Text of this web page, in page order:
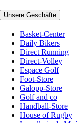
Unsere Geschäfte
Basket-Center
Daily Bikers
Direct Running
Direct-Volley
Espace Golf
Foot-Store
Galopp-Store
Golf and co
Handball-Store
House of Rugby